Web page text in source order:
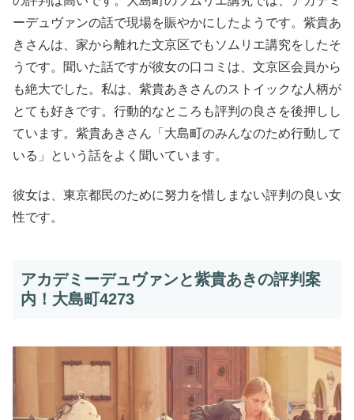
ーデュヴァンの話で現場を賑やかにしたようです。紫貴あ
きさんは、家から離れた文京区でもソムリエ講究をしたそ
うです。聞いた話ですが彼女の口コミは、文京区会員から
も絶大でした。私は、紫貴あきさんのストイックな人柄が
とても好きです。行動的なところも評判の良さを後押しし
ています。紫貴あきさん「大島町のみんなのため行動して
いる」という話をよく聞いています。
彼女は、東京都民のために努力を惜しまない評判の良い女
性です。
アカデミーデュヴァンと紫貴あきの評判案
内！大島町4273